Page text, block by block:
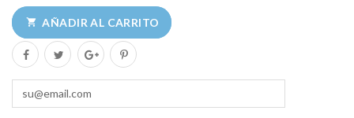
 AÑADIR AL CARRITO